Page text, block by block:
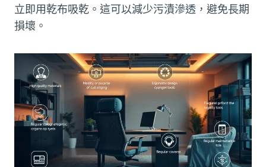
立即用乾布吸乾。這可以減少污漬滲透，避免長期
損壞。